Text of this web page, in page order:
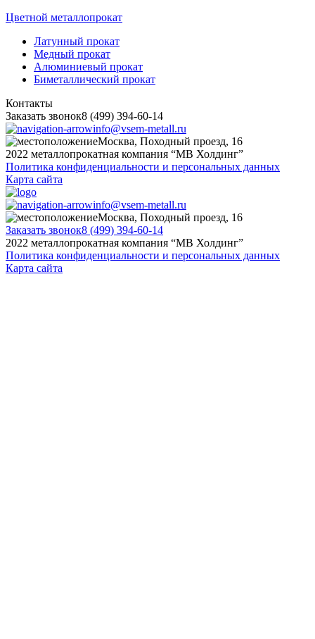
Цветной металлопрокат
Латунный прокат
Медный прокат
Алюминиевый прокат
Биметаллический прокат
Контакты
Заказать звонок8 (499) 394-60-14
info@vsem-metall.ru
Москва, Походный проезд, 16
2022 металлопрокатная компания “MB Холдинг”
Политика конфиденциальности и персональных данных
Карта сайта
info@vsem-metall.ru
Москва, Походный проезд, 16
Заказать звонок8 (499) 394-60-14
2022 металлопрокатная компания “MB Холдинг”
Политика конфиденциальности и персональных данных
Карта сайта